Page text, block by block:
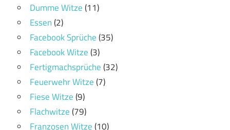
Dumme Witze(11)
Essen(2)
Facebook Sprüche(35)
Facebook Witze(3)
Fertigmachsprüche(32)
Feuerwehr Witze(7)
Fiese Witze(9)
Flachwitze(79)
Franzosen Witze(10)